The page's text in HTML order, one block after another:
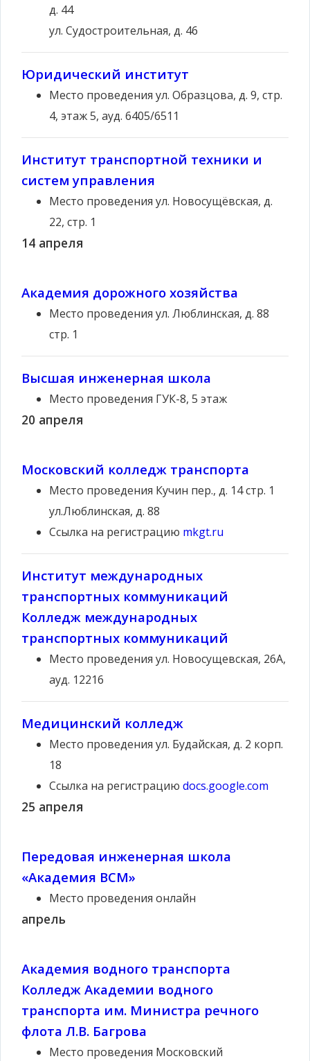
д. 44
ул. Судостроительная, д. 46
Юридический институт
Место проведения ул. Образцова, д. 9, стр.
4, этаж 5, ауд. 6405/6511
Институт транспортной техники и
систем управления
Место проведения ул. Новосущёвская, д.
22, стр. 1
14 апреля
Академия дорожного хозяйства
Место проведения ул. Люблинская, д. 88
стр. 1
Высшая инженерная школа
Место проведения ГУК-8, 5 этаж
20 апреля
Московский колледж транспорта
Место проведения Кучин пер., д. 14 стр. 1
ул.Люблинская, д. 88
Ссылка на регистрацию mkgt.ru
Институт международных
транспортных коммуникаций
Колледж международных
транспортных коммуникаций
Место проведения ул. Новосущевская, 26А,
ауд. 12216
Медицинский колледж
Место проведения ул. Будайская, д. 2 корп.
18
Ссылка на регистрацию docs.google.com
25 апреля
Передовая инженерная школа
«Академия ВСМ»
Место проведения онлайн
апрель
Академия водного транспорта
Колледж Академии водного
транспорта им. Министра речного
флота Л.В. Багрова
Место проведения Московский